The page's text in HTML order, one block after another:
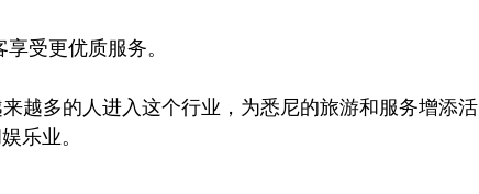
受更优质服务。
越多的人进入这个行业，为悉尼的旅游和服务增添活
乐业。